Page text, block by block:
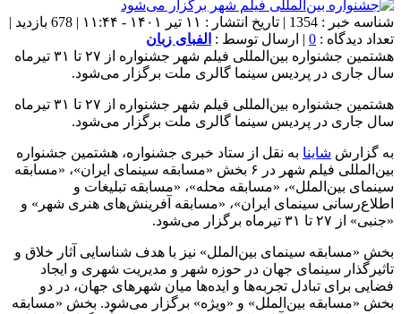
شناسه خبر : 1354 | تاریخ انتشار : ۱۱ تیر ۱۴۰۱ - ۱۱:۴۴ | 678 بازدید |
تعداد دیدگاه : 0 | ارسال توسط : الفبای زبان
هشتمین جشنواره بین‌المللی فیلم شهر جشنواره از ۲۷ تا ۳۱ تیرماه
سال جاری در پردیس سینما گالری ملت برگزار می‌شود.
هشتمین جشنواره بین‌المللی فیلم شهر جشنواره از ۲۷ تا ۳۱ تیرماه
سال جاری در پردیس سینما گالری ملت برگزار می‌شود.
به گزارش شاینا به نقل از ستاد خبری جشنواره، هشتمین جشنواره
بین‌المللی فیلم شهر در ۶ بخش «مسابقه سینمای ایران»، «مسابقه
سینمای بین‌الملل»، «مسابقه محله»، «مسابقه تبلیغات و
اطلاع‌رسانی سینمای ایران»، «مسابقه آفرینش‌های هنری شهر» و
«جنبی» از ۲۷ تا ۳۱ تیرماه برگزار می‌شود.
بخش «مسابقه سینمای بین‌الملل» نیز با هدف شناسایی آثار خلاق و
تاثیرگذار سینمای جهان در حوزه شهر و مدیریت شهری و ایجاد
فضایی برای تبادل تجربه‌ها و ایده‌ها میان شهرهای جهان، در دو
بخش «مسابقه بین‌الملل» و «ویژه» برگزار می‌شود. بخش «مسابقه